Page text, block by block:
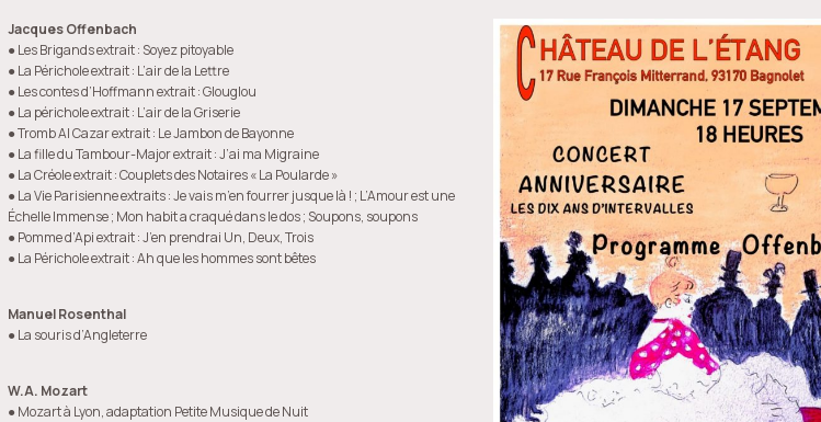
Jacques Offenbach
● Les Brigands extrait : Soyez pitoyable
● La Périchole extrait : L’air de la Lettre
● Les contes d’Hoffmann extrait : Glouglou
● La périchole extrait : L’air de la Griserie
● Tromb Al Cazar extrait : Le Jambon de Bayonne
● La fille du Tambour-Major extrait : J’ai ma Migraine
● La Créole extrait : Couplets des Notaires « La Poularde »
● La Vie Parisienne extraits : Je vais m’en fourrer jusque là ! ; L’Amour est une
Échelle Immense ; Mon habit a craqué dans le dos ; Soupons, soupons
● Pomme d’Api extrait : J’en prendrai Un, Deux, Trois
● La Périchole extrait : Ah que les hommes sont bêtes
Manuel Rosenthal
● La souris d’Angleterre
W.A. Mozart
● Mozart à Lyon, adaptation Petite Musique de Nuit